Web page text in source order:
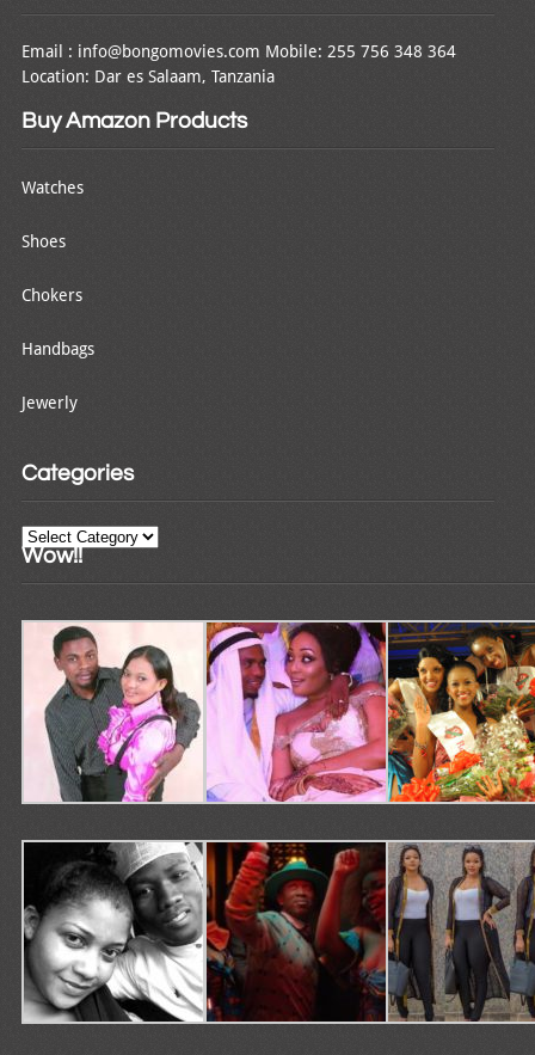
Email : info@bongomovies.com Mobile: 255 756 348 364
Location: Dar es Salaam, Tanzania
Buy Amazon Products
Watches
Shoes
Chokers
Handbags
Jewerly
Categories
Categories
Wow!!